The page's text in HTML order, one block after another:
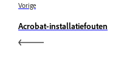
Vorige
Acrobat-installatiefouten